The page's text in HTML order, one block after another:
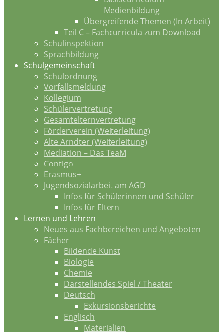
Medienbildung
Übergreifende Themen (In Arbeit)
Teil C – Fachcurricula zum Download
Schulinspektion
Sprachbildung
Schulgemeinschaft
Schulordnung
Vorfallsmeldung
Kollegium
Schülervertretung
Gesamtelternvertretung
Förderverein (Weiterleitung)
Alte Arndter (Weiterleitung)
Mediation – Das TeaM
Contigo
Erasmus+
Jugendsozialarbeit am AGD
Infos für Schülerinnen und Schüler
Infos für Eltern
Lernen und Lehren
Neues aus Fachbereichen und Angeboten
Fächer
Bildende Kunst
Biologie
Chemie
Darstellendes Spiel / Theater
Deutsch
Exkursionsberichte
Englisch
Materialien